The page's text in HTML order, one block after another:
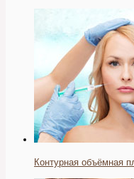
Контурная объёмная